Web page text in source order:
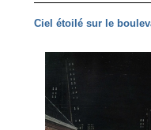
Ciel étoilé sur le